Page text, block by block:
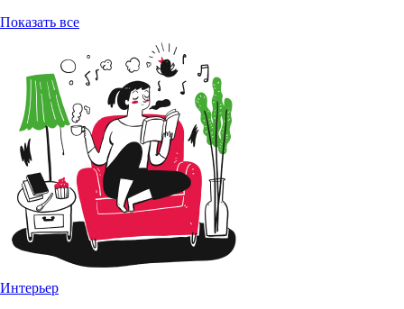
Показать все
Интерьер